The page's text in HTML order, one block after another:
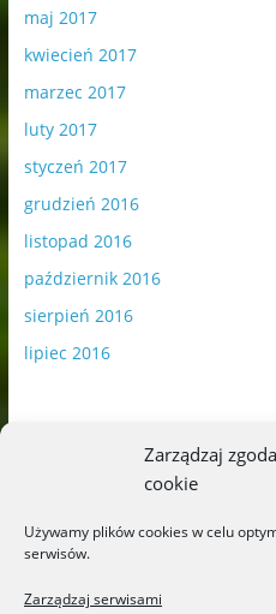
Zarządzaj
cookie
Używamy plików cookies w celu
serwisów.
Zarządzaj serwisami
maj 2017
kwiecień 2017
marzec 2017
luty 2017
styczeń 2017
grudzień 2016
listopad 2016
październik 2016
sierpień 2016
lipiec 2016